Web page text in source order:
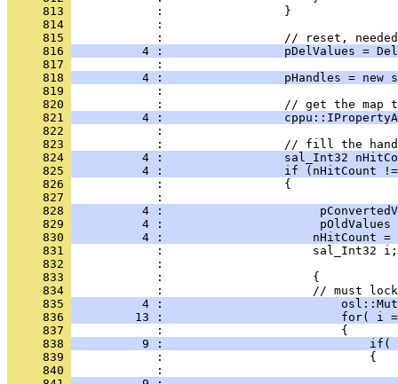
     813
     814
     815
     816
4 :                 pDelValues =
     817
     818
4 :                 pHandles = new
     819
     820
     821
4 :
     822
     823
     824
4 :                 sal_Int32
     825
4 :                 if (nHitCount
     826
     827
     828
4 :
     829
4 :
     830
4 :                     nHitCount =
     831
     832
     833
     834
     835
4 :
     836
13 :                         for( i
     837
     838
9 :                             if(
     839
     840